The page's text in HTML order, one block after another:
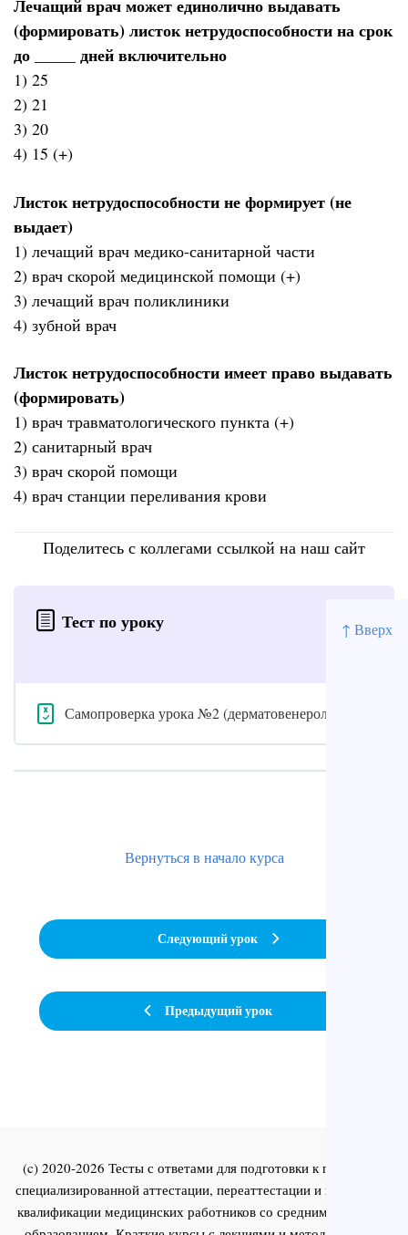
↑ Вверх
Лечащий врач может единолично выдавать
(формировать) листок нетрудоспособности на срок
до _____ дней включительно
1) 25
2) 21
3) 20
4) 15 (+)
Листок нетрудоспособности не формирует (не
выдает)
1) лечащий врач медико-санитарной части
2) врач скорой медицинской помощи (+)
3) лечащий врач поликлиники
4) зубной врач
Листок нетрудоспособности имеет право выдавать
(формировать)
1) врач травматологического пункта (+)
2) санитарный врач
3) врач скорой помощи
4) врач станции переливания крови
Поделитесь с коллегами ссылкой на наш сайт
Тест по уроку
Самопроверка урока №2 (дерматовенерология)
Предыдущий урок
Вернуться в начало курса
Следующий урок
(c) 2020-2026 Тесты с ответами для подготовки к первичной
специализированной аттестации, переаттестации и повышения
квалификации медицинских работников со средним и высшим